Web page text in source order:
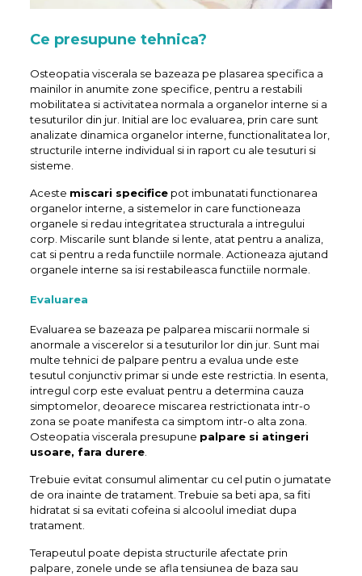
Ce presupune tehnica?
Osteopatia viscerala se bazeaza pe plasarea specifica a
mainilor in anumite zone specifice, pentru a restabili
mobilitatea si activitatea normala a organelor interne si a
tesuturilor din jur. Initial are loc evaluarea, prin care sunt
analizate dinamica organelor interne, functionalitatea lor,
structurile interne individual si in raport cu ale tesuturi si
sisteme.
Aceste miscari specificepot imbunatati functionarea
organelor interne, a sistemelor in care functioneaza
organele si redau integritatea structurala a intregului
corp. Miscarile sunt blande si lente, atat pentru a analiza,
cat si pentru a reda functiile normale. Actioneaza ajutand
organele interne sa isi restabileasca functiile normale.
Evaluarea
Evaluarea se bazeaza pe palparea miscarii normale si
anormale a viscerelor si a tesuturilor lor din jur. Sunt mai
multe tehnici de palpare pentru a evalua unde este
tesutul conjunctiv primar si unde este restrictia. In esenta,
intregul corp este evaluat pentru a determina cauza
simptomelor, deoarece miscarea restrictionata intr-o
zona se poate manifesta ca simptom intr-o alta zona.
Osteopatia viscerala presupune palpare si atingeri
usoare, fara durere.
Trebuie evitat consumul alimentar cu cel putin o jumatate
de ora inainte de tratament. Trebuie sa beti apa, sa fiti
hidratat si sa evitati cofeina si alcoolul imediat dupa
tratament.
Terapeutul poate depista structurile afectate prin
palpare, zonele unde se afla tensiunea de baza sau